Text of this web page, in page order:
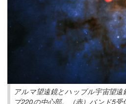
アルマ望遠鏡とハッブル宇宙望
プ220の中心部。（赤）バンド5